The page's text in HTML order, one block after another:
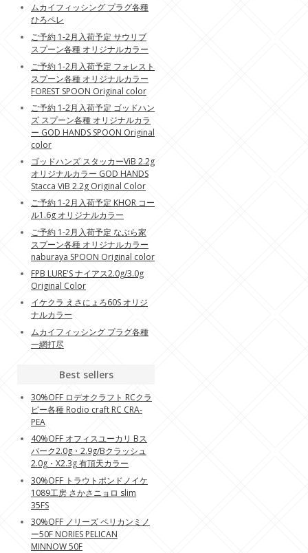
ムカイフィッシング プラグ各種
ひろペレ
ご予約 1-2月入荷予定 サウリブ
スプーン各種 オリジナルカラー
ご予約 1-2月入荷予定 フォレスト
スプーン各種 オリジナルカラー
FOREST SPOON Original color
ご予約 1-2月入荷予定 ゴッドハン
ズ スプーン各種 オリジナルカラ
ー GOD HANDS SPOON Original
color
ゴッドハンズ スタッカーViB 2.2g
オリジナルカラー GOD HANDS
Stacca ViB 2.2g Original Color
ご予約 1-2月入荷予定 KHOR コー
ル1.6g オリジナルカラー
ご予約 1-2月入荷予定 なぶら家
スプーン各種 オリジナルカラー
naburaya SPOON Original color
FPB LURE'S ナイアス2.0g/3.0g
Original Color
イケクラ えさにょろ60S オリジ
ナルカラー
ムカイフィッシング プラグ各種
一網打尽
Best sellers
30%OFF ロデオクラフト RCクラ
ピー各種 Rodio craft RC CRA-
PEA
40%OFF オフィスユーカリ Bス
パーク2.0g・2.9g/Bクラッシュ
2.0g・X2.3g 有頂天カラー
30%OFF トラウトポンドノイケ
1089工房 さかさニョロ slim
35FS
30%OFF ノリーズ ペリカンミノ
ー50F NORIES PELICAN
MINNOW 50F